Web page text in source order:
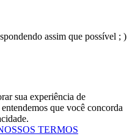
assim que possível ; )
sua experiência de
que você concorda
TERMOS